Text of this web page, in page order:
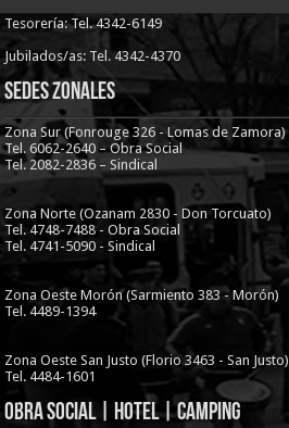
Tesorería: Tel. 4342-6149
Jubilados/as: Tel. 4342-4370
Sedes Zonales
Zona Sur (Fonrouge 326 - Lomas de Zamora)
Tel. 6062-2640 – Obra Social
Tel. 2082-2836 – Sindical
Zona Norte (Ozanam 2830 - Don Torcuato)
Tel. 4748-7488 - Obra Social
Tel. 4741-5090 - Sindical
Zona Oeste Morón (Sarmiento 383 - Morón)
Tel. 4489-1394
Zona Oeste San Justo (Florio 3463 - San Justo)
Tel. 4484-1601
Obra Social | Hotel | Camping